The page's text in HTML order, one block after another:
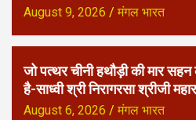
August 9, 2026 मंगल भारत
जो पत्थर चीनी हथौड़ी की मार सहन
है-साध्वी श्री निरागरसा श्रीजी
August 6, 2026 मंगल भारत